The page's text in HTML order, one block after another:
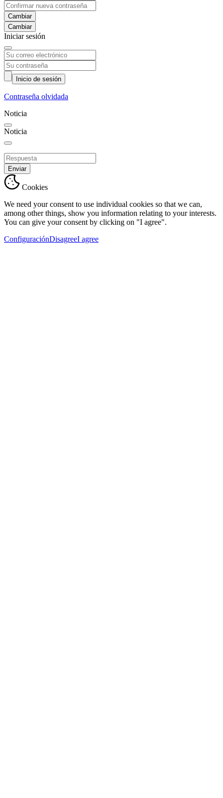
Cambiar
Iniciar sesión
Inicio de sesión
Contraseña olvidada
Noticia
Noticia
Enviar
Cookies
We need your consent to use individual cookies so that we can,
among other things, show you information relating to your interests.
You can give your consent by clicking on "I agree".
ConfiguraciónDisagreeI agree